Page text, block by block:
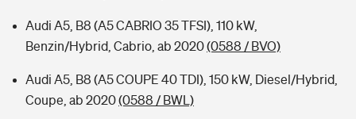
Audi A5, B8 (A5 CABRIO 35 TFSI), 110 kW,
Benzin/Hybrid, Cabrio, ab 2020(0588 / BVO)
Audi A5, B8 (A5 COUPE 40 TDI), 150 kW, Diesel/Hybrid,
Coupe, ab 2020(0588 / BWL)